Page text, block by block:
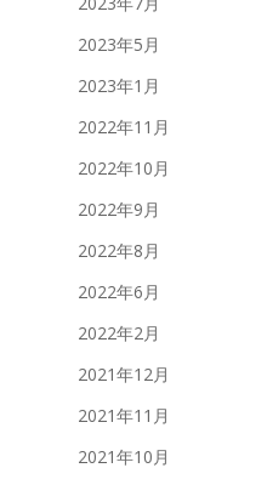
2023年5月
2023年1月
2022年11月
2022年10月
2022年9月
2022年8月
2022年6月
2022年2月
2021年12月
2021年11月
2021年10月